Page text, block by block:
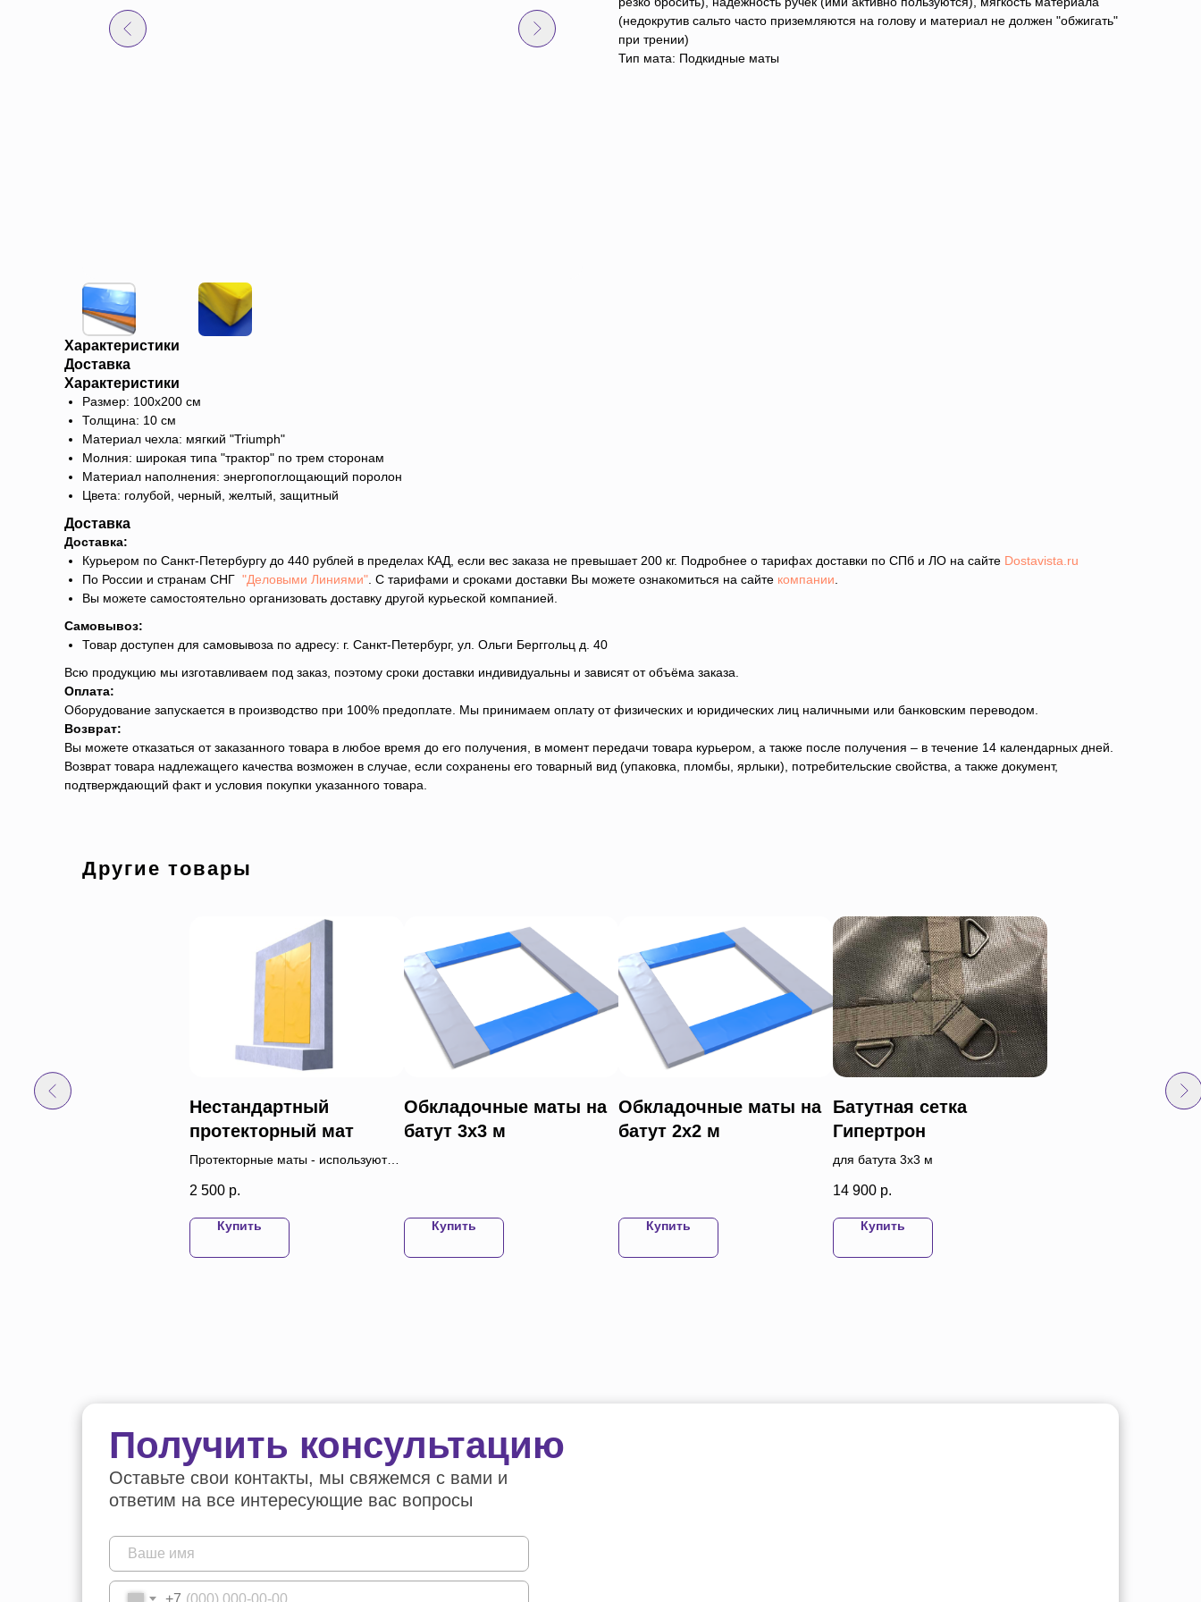
(недокрутив сальто часто приземляются на голову и материал не должен "обжигать"
при трении)
Тип мата: Подкидные маты
Характеристики
Доставка
Характеристики
Размер: 100х200 см
Толщина: 10 см
Материал чехла: мягкий "Triumph"
Молния: широкая типа "трактор" по трем сторонам
Материал наполнения: энергопоглощающий поролон
Цвета: голубой, черный, желтый, защитный
Доставка
Доставка:
Курьером по Санкт-Петербургу до 440 рублей в пределах КАД, если вес заказа не превышает 200 кг. Подробнее о тарифах доставки по СПб и ЛО на сайте Dostavista.ru
По России и странам СНГ "Деловыми Линиями" . С тарифами и сроками доставки Вы можете ознакомиться на сайте компании
Вы можете самостоятельно организовать доставку другой курьеской компанией.
Самовывоз:
Товар доступен для самовывоза по адресу: г. Санкт-Петербург, ул. Ольги Берггольц д. 40
Всю продукцию мы изготавливаем под заказ, поэтому сроки доставки индивидуальны и зависят от объёма заказа.
Оплата:
Оборудование запускается в производство при 100% предоплате. Мы принимаем оплату от физических и юридических лиц наличными или банковским переводом.
Возврат:
Вы можете отказаться от заказанного товара в любое время до его получения, в момент передачи товара курьером, а также после получения – в течение 14 календарных дней.
Возврат товара надлежащего качества возможен в случае, если сохранены его товарный вид (упаковка, пломбы, ярлыки), потребительские свойства, а также документ,
подтверждающий факт и условия покупки указанного товара.
Другие товары
маты 20 см
Нестандартный
протекторный мат
Протекторные маты - используются
иных травмоопасных поверхностей,
выполняют защитные функции.
2 500 р.
Купить
Обкладочные маты на
батут 3х3 м
Купить
Обкладочные маты на
батут 2х2 м
Купить
Батутная сетка
Гипертрон
для батута 3х3 м
14 900 р.
Купить
Батутная сетка
Получить консультацию
Оставьте свои контакты, мы свяжемся с вами и
ответим на все интересующие вас вопросы
+7